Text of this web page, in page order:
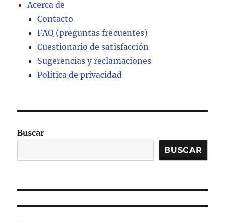
Acerca de
Contacto
FAQ (preguntas frecuentes)
Cuestionario de satisfacción
Sugerencias y reclamaciones
Política de privacidad
Buscar
BUSCAR